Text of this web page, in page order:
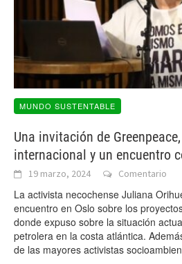
MUNDO SUSTENTABLE
Una invitación de
internacional y un encuentro
19 marzo, 2024 Comentario
La activista necochense Juliana
encuentro en Oslo sobre los
donde expuso sobre la situación
petrolera en la costa atlántica.
de las mayores activistas